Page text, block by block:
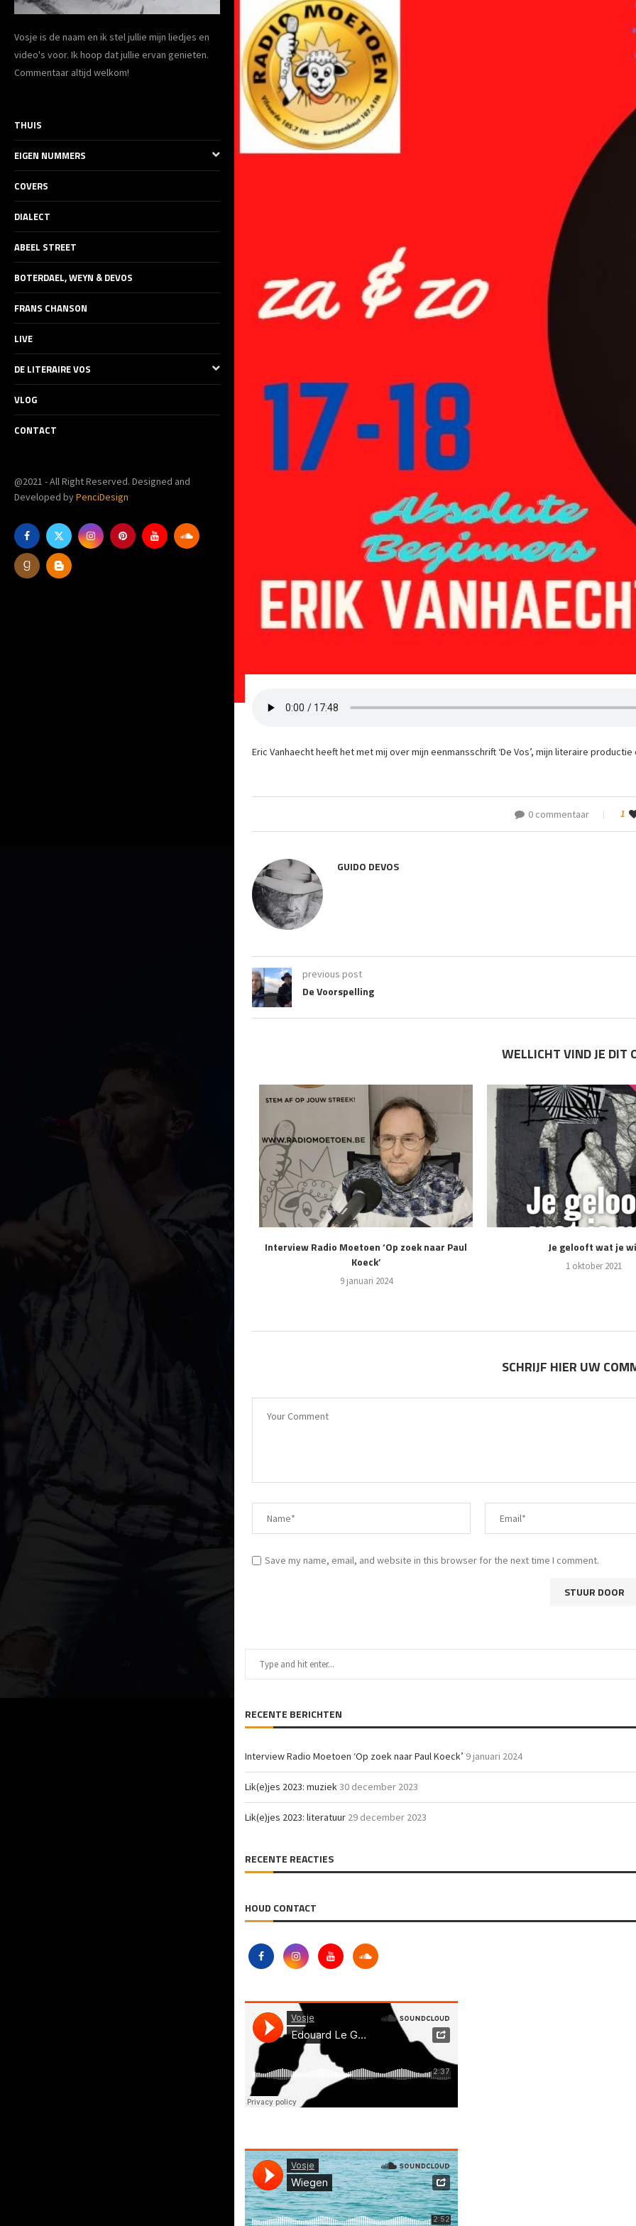
Vosje is de naam en ik stel jullie mijn liedjes en
video's voor. Ik hoop dat jullie ervan genieten.
Commentaar altijd welkom!
THUIS
EIGEN NUMMERS
COVERS
DIALECT
ABEEL STREET
BOTERDAEL, WEYN & DEVOS
FRANS CHANSON
LIVE
DE LITERAIRE VOS
VLOG
CONTACT
@2021 - All Right Reserved. Designed and
Developed byPenciDesign
Eric Vanhaecht heeft het met mij over mijn eenmansschrift ‘De Vos’, mijn literaire productie
0 commentaar 1
GUIDO DEVOS
previous post
De Voorspelling
WELLICHT VIND JE DIT
Interview Radio Moetoen ‘Op zoek naar Paul
Koeck’
9 januari 2024
Je gelooft wat je
1 oktober 2021
SCHRIJF HIER UW
Save my name, email, and website in this browser for the next time I comment.
RECENTE BERICHTEN
Interview Radio Moetoen ‘Op zoek naar Paul Koeck’ 9 januari 2024
Lik(e)jes 2023: muziek30 december 2023
Lik(e)jes 2023: literatuur 29 december 2023
RECENTE REACTIES
HOUD CONTACT